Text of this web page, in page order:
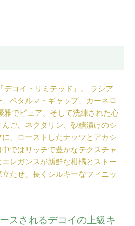
デコイ・リミテッド」。 ラシア
ペタルマ・ギャップ、カーネロ
雅でピュア、そして洗練された心
ご、ネクタリン、砂糖漬けのシ
に、ローストしたナッツとアカシ
ではリッチで豊かなテクスチャ
レガンスが新鮮な柑橘とストー
たせ、長くシルキーなフィニッ
スされるデコイの上級キ